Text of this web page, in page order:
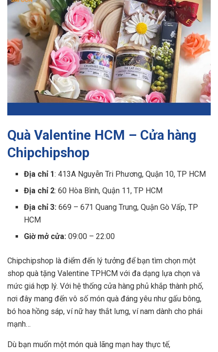
Quà Valentine HCM – Cửa hàng
Chipchipshop
Địa chỉ 1: 413A Nguyễn Tri Phương, Quận 10, TP HCM
Địa chỉ 2: 60 Hòa Bình, Quận 11, TP HCM
Địa chỉ 3: 669 – 671 Quang Trung, Quận Gò Vấp, TP
HCM
Giờ mở cửa: 09:00 – 22:00
Chipchipshop là điểm đến lý tưởng để bạn tìm chọn một
shop quà tặng Valentine TPHCM với đa dạng lựa chọn và
mức giá hợp lý. Với hệ thống cửa hàng phủ khắp thành phố,
nơi đây mang đến vô số món quà đáng yêu như gấu bông,
bó hoa hồng sáp, ví nữ hay thắt lưng, ví nam dành cho phái
mạnh…
Dù bạn muốn một món quà lãng mạn hay thực tế,